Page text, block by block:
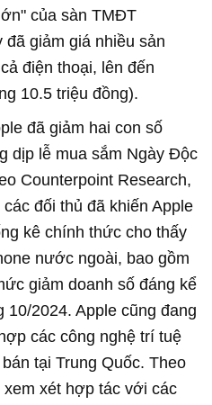
của sàn TMĐT
đã giảm giá nhiều sản
điện thoại, lên đến
10.5 triệu đồng).
đã giảm hai con số
dịp lễ mua sắm Ngày Độc
Counterpoint Research,
đối thủ đã khiến Apple
kê chính thức cho thấy
nước ngoài, bao gồm
giảm doanh số đáng kể
10/2024. Apple cũng đang
các công nghệ trí tuệ
tại Trung Quốc. Theo
xét hợp tác với các